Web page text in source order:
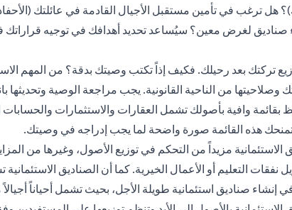
هل ترغب في تأمين مستقبل الأجيال القادمة في عائلتك
صناديق لغرض معين؟ سيُساعد تحديد أهدافك في توجيه
تركتك بعد رحيلك. فكيف إذاً تكتب وصيتك بدقة؟ من المهم
وصلاحيتها من الناحية القانونية. يجب مراجعة الوصية
بقائمة وافية بأصولك تشمل العقارات والاستثمارات والحسابات
هذه القائمة صورة واضحة لما يجب إدراجه في وصيتك.
الاستئمانية مزيداً من التحكم في توزيع الأصول، وغيرها من
التعليم أو الأعمال الخيرية. كما أن الصناديق
صناديق استئمانية طويلة الأجل، بحيث تشمل أحياناً أجيالاً